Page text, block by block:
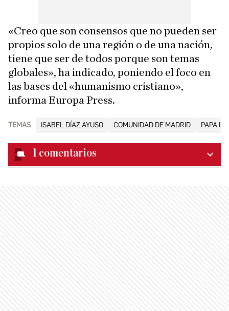
«Creo que son consensos que no pueden ser
propios solo de una región o de una nación,
tiene que ser de todos porque son temas
globales», ha indicado, poniendo el foco en
las bases del «humanismo cristiano»,
informa Europa Press.
TEMAS ISABEL DÍAZ AYUSO COMUNIDAD DE MADRID PAPA
1 comentarios